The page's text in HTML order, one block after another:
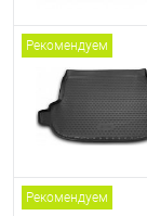
Рекомендуем
Рекомендуем